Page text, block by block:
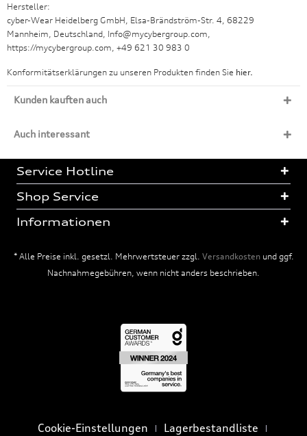
Hersteller:
cyber-Wear Heidelberg GmbH, Elsa-Brändström-Str. 4, 68229
Mannheim, Deutschland, Info@mycybergroup.com,
https://mycybergroup.com, +49 621 30 983 0
Konformitätserklärungen zu unseren Produkten finden Sie hier.
Kunden kauften auch
Auch interessant
Service Hotline
Shop Service
Informationen
* Alle Preise inkl. gesetzl. Mehrwertsteuer zzgl. Versandkostenund ggf.
Nachnahmegebühren, wenn nicht anders beschrieben.
Cookie-Einstellungen Lagerbestandliste